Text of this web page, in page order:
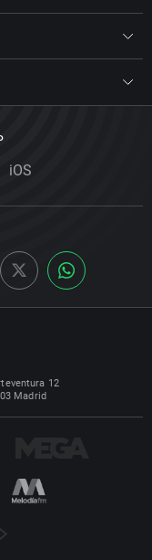
iOS
12
Madrid